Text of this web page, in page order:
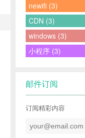
newifi (3)
CDN (3)
windows (3)
小程序 (3)
邮件订阅
订阅精彩内容